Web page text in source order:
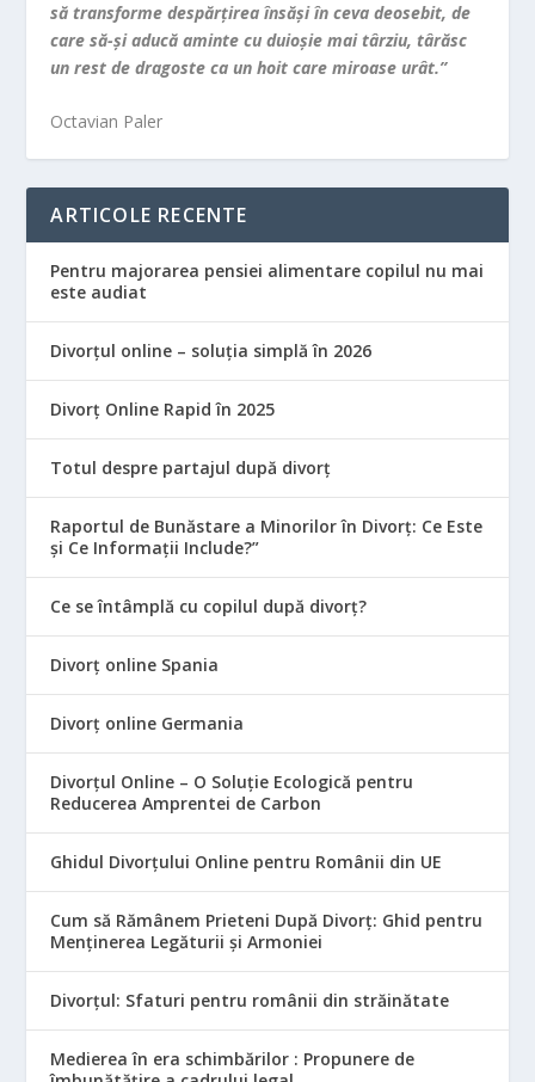
să transforme despărţirea însăşi în ceva deosebit, de
care să-şi aducă aminte cu duioşie mai târziu, târăsc
un rest de dragoste ca un hoit care miroase urât.”
Octavian Paler
ARTICOLE RECENTE
Pentru majorarea pensiei alimentare copilul nu mai
este audiat
Divorțul online – soluția simplă în 2026
Divorț Online Rapid în 2025
Totul despre partajul după divorț
Raportul de Bunăstare a Minorilor în Divorț: Ce Este
și Ce Informații Include?”
Ce se întâmplă cu copilul după divorț?
Divorț online Spania
Divorț online Germania
Divorțul Online – O Soluție Ecologică pentru
Reducerea Amprentei de Carbon
Ghidul Divorțului Online pentru Românii din UE
Cum să Rămânem Prieteni După Divorț: Ghid pentru
Menținerea Legăturii și Armoniei
Divorțul: Sfaturi pentru românii din străinătate
Medierea în era schimbărilor : Propunere de